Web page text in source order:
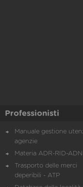
Professionisti
Manuale gestione
agenzie
Materia ADR-RID-ADN
Trasporto delle merci
deperibili - ATP